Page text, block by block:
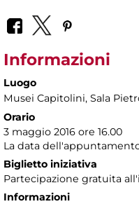
Informazioni
Luogo
Musei Capitolini, Sala
Orario
3 maggio 2016 ore 16.00
La data
Biglietto iniziativa
Partecipazione gratuita
Informazioni